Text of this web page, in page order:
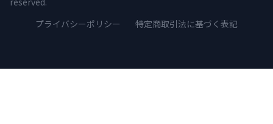
プライバシーポリシー
特定商取引法に基づく表記